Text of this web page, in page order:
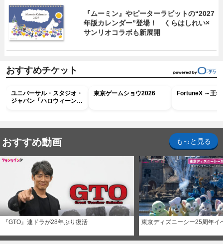
『ムーミン』やピーターラビットの“2027
年版カレンダー”登場！ くらはしれい×
サンリオコラボも新展開
おすすめチケット
ユニバーサル・スタジオ・
ジャパン「ハロウィーン・
東京ゲームショウ2026 FortuneX ～王
おすすめ動画 もっと見る
『GTO』連ドラが28年ぶり復活 東京ディズニーシー25周年イ